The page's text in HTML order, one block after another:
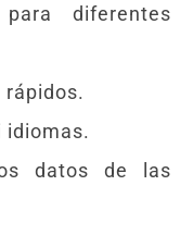
diferentes
idiomas.
datos de las